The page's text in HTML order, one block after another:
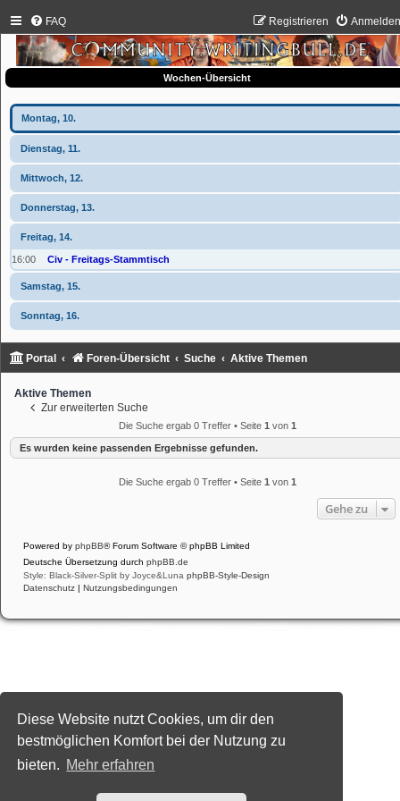
Diese Website nutzt Cookies, um dir den
bestmöglichen Komfort bei der Nutzung zu
bieten. Mehr erfahren
FAQ Registrieren
Wochen-Übersicht
Montag, 10.
Dienstag, 11.
Mittwoch, 12.
Donnerstag, 13.
Freitag, 14.
16:00 Civ - Freitags-Stammtisch
Samstag, 15.
Sonntag, 16.
Portal Foren-Übersicht Suche Aktive Themen
Aktive Themen
Zur erweiterten Suche
Die Suche ergab 0 Treffer • Seite 1 von 1
Es wurden keine passenden Ergebnisse gefunden.
Die Suche ergab 0 Treffer • Seite 1 von 1
Gehe zu
Powered by phpBB® Forum Software © phpBB Limited
Deutsche Übersetzung durch phpBB.de
Style: Black-Silver-Split by Joyce&Luna phpBB-Style-Design
Datenschutz
Nutzungsbedingungen